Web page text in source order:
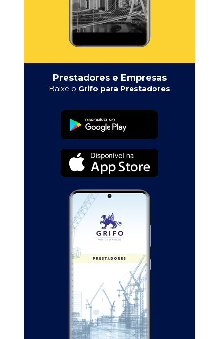
Prestadores e Empresas
Baixe o Grifo para Prestadores